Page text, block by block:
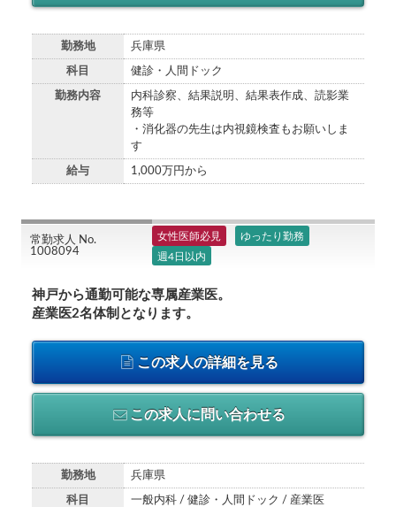
勤務地 兵庫県
科目 健診・人間ドック
勤務内容
内科診察、結果説明、結果表作成、読影業
務等
・消化器の先生は内視鏡検査もお願いしま
す
給与 1,000万円から
常勤求人 No.
1008094
女性医師必見
ゆったり勤務
週4日以内
神戸から通勤可能な専属産業医。
産業医2名体制となります。
この求人の詳細を見る
この求人に問い合わせる
勤務地 兵庫県
科目 一般内科 / 健診・人間ドック / 産業医